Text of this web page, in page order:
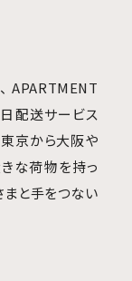
配送サービス
東京から大阪や
な荷物を持っ
まと手をつない